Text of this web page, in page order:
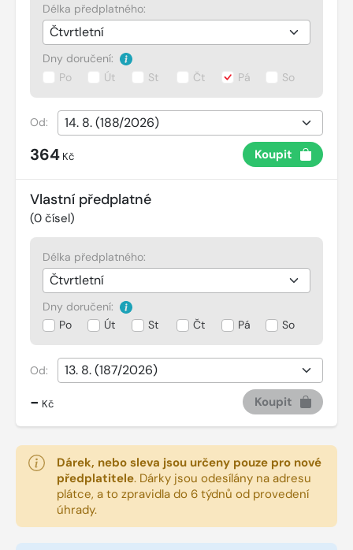
Délka předplatného:
Dny doručení:
Po
Út St Čt Pá So
Od:
364 Kč Koupit
Vlastní předplatné
(0 čísel)
Délka předplatného:
Dny doručení:
Po
Út St Čt Pá So
Od:
- Kč Koupit
Dárek, nebo sleva jsou určeny pouze pro nové
předplatitele. Dárky jsou odesílány na adresu
plátce, a to zpravidla do 6 týdnů od provedení
úhrady.